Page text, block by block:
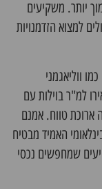
יותר. משקיעים
למצוא הזדמנויות
ווליאגמני
בהם מחירי השיא מגיעים עד 15,000 אירו למ"ר בוילות עם
יחסית – 4-6% בהשכרה ארוכת טווח. אמנם
האמיד מבטיח
שמחפשים נכסי